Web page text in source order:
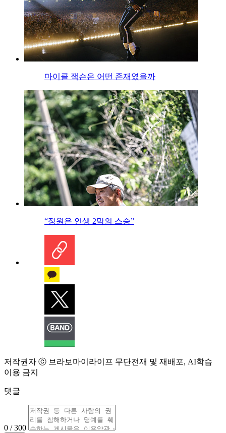
마이클 잭슨은 어떤 존재였을까
“정원은 인생 2막의 스승”
저작권자 ⓒ 브라보마이라이프 무단전재 및 재배포, AI학습
이용 금지
댓글
0 / 300